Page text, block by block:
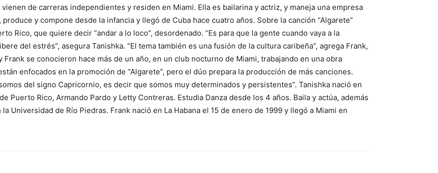
de carreras independientes y residen en Miami. Ella es bailarina y actriz, y maneja una empresa
y compone desde la infancia y llegó de Cuba hace cuatro años. Sobre la canción “Algarete”
Rico, que quiere decir “andar a lo loco”, desordenado. “Es para que la gente cuando vaya a la
del estrés”, asegura Tanishka. “El tema también es una fusión de la cultura caribeña”, agrega Frank,
Frank se conocieron hace más de un año, en un club nocturno de Miami, trabajando en una obra
enfocados en la promoción de “Algarete”, pero el dúo prepara la producción de más canciones.
del signo Capricornio, es decir que somos muy determinados y persistentes”. Tanishka nació en
Puerto Rico, Armando Pardo y Letty Contreras. Estudia Danza desde los 4 años. Baila y actúa, además
Universidad de Río Piedras. Frank nació en La Habana el 15 de enero de 1999 y llegó a Miami en